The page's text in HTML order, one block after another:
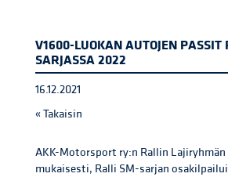
V1600-LUOKAN AUTOJEN PASSIT
SARJASSA 2022
16.12.2021
« Takaisin
AKK-Motorsport ry:n Rallin Lajiryhmän
mukaisesti, Ralli SM-sarjan